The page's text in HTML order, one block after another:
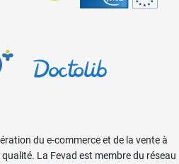
du e-commerce et de la vente à
La Fevad est membre du réseau